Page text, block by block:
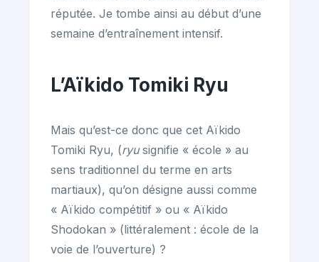
réputée. Je tombe ainsi au début d’une
semaine d’entraînement intensif.
L’Aïkido Tomiki Ryu
Mais qu’est-ce donc que cet Aïkido
Tomiki Ryu, (ryusignifie « école » au
sens traditionnel du terme en arts
martiaux), qu’on désigne aussi comme
« Aïkido compétitif » ou « Aïkido
Shodokan » (littéralement : école de la
voie de l’ouverture) ?